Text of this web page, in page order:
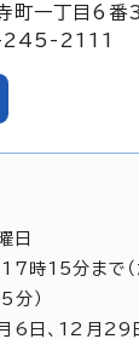
町一丁目6番
245-2111
日
時15分まで（
分）
月6日、12月